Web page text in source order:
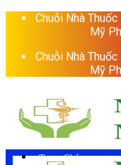
Skip
Chuỗi Nhà
Mỹ
Chuỗi Nhà
Mỹ
Trang Chủ